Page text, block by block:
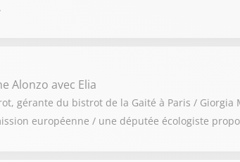
Alonzo avec Elia
gérante du bistrot de la Gaité à Paris /
européenne / une députée écologiste